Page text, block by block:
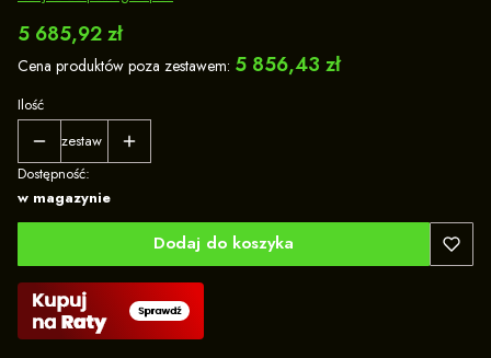
Cena
5 685,92 zł
Cena produktów poza zestawem: 5 856,43 zł
Ilość
zestaw
Dostępność:
w magazynie
Dodaj do koszyka